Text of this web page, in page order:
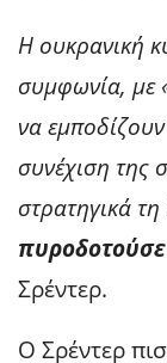
Η ουκρανική
συμφωνία, με
να
συνέχιση
στρατηγικά
Σρέντερ.
Ο Σρέντερ